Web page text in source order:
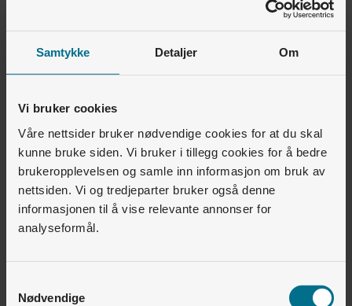
Samtykke Detaljer Om
Vi bruker cookies
Våre nettsider bruker nødvendige cookies for at du skal
kunne bruke siden. Vi bruker i tillegg cookies for å bedre
brukeropplevelsen og samle inn informasjon om bruk av
nettsiden. Vi og tredjeparter bruker også denne
informasjonen til å vise relevante annonser for
analyseformål.
Nødvendige
Styret